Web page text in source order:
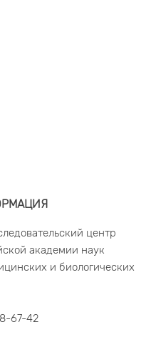
центр
академии наук
и биологических
67-42